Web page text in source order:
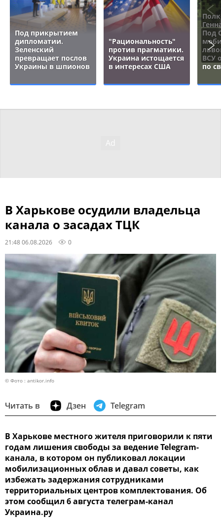
Под прикрытием
дипломатии.
Зеленский
превращает послов
Украины в шпионов
"Рациональность"
против прагматики.
Украина истощается
в интересах США
Под
ВСУ
по
В Харькове осудили владельца
канала о засадах ТЦК
21:48 06.08.2026 0
© Фото : antikor.info
Читать в Дзен Telegram
В Харькове местного жителя приговорили к пяти
годам лишения свободы за ведение Telegram-
канала, в котором он публиковал локации
мобилизационных облав и давал советы, как
избежать задержания сотрудниками
территориальных центров комплектования. Об
этом сообщил 6 августа телеграм-канал
Украина.ру